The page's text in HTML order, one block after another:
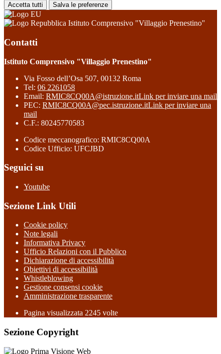
Accetta tutti Salva le preferenze
Istituto Comprensivo "Villaggio Prenestino"
Contatti
Istituto Comprensivo "Villaggio Prenestino"
Via Fosso dell’Osa 507, 00132 Roma
Tel: 06 2261058
Email: RMIC8CQ00A@istruzione.itLink per inviare una mail
PEC: RMIC8CQ00A@pec.istruzione.itLink per inviare una
mail
C.F.: 80245770583
Codice meccanografico: RMIC8CQ00A
Codice Ufficio: UFCJBD
Seguici su
Youtube
Sezione Link Utili
Cookie policy
Note legali
Informativa Privacy
Ufficio Relazioni con il Pubblico
Dichiarazione di accessibilità
Obiettivi di accessibilità
Whistleblowing
Gestione consensi cookie
Amministrazione trasparente
Pagina visualizzata 2245 volte
Sezione Copyright